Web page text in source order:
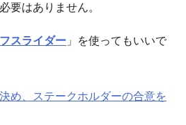
要はありません。
スライダー 」を使ってもいいで
め、ステークホルダーの合意を